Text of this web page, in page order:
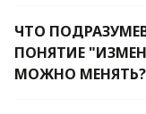
ЧТО
ПОНЯТИЕ
МОЖНО МЕНЯТЬ?